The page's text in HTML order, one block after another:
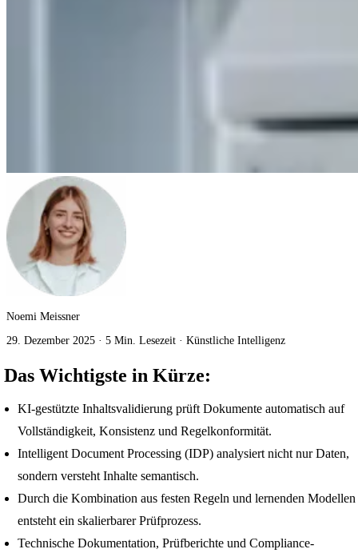
Noemi Meissner
29. Dezember 2025 · 5 Min. Lesezeit · Künstliche Intelligenz
Das Wichtigste in Kürze:
KI-gestützte Inhaltsvalidierung prüft Dokumente automatisch auf
Vollständigkeit, Konsistenz und Regelkonformität.
Intelligent Document Processing (IDP) analysiert nicht nur Daten,
sondern versteht Inhalte semantisch.
Durch die Kombination aus festen Regeln und lernenden Modellen
entsteht ein skalierbarer Prüfprozess.
Technische Dokumentation, Prüfberichte und Compliance-